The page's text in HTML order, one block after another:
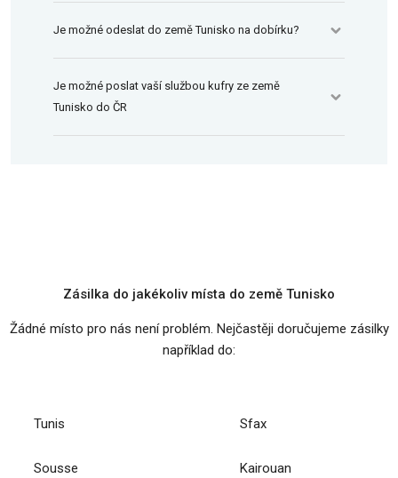
Je možné odeslat do země Tunisko na dobírku?
Je možné poslat vaší službou kufry ze země
Tunisko do ČR
Zásilka do jakékoliv místa do země Tunisko
Žádné místo pro nás není problém. Nejčastěji doručujeme zásilky
například do:
Tunis Sfax
Sousse Kairouan